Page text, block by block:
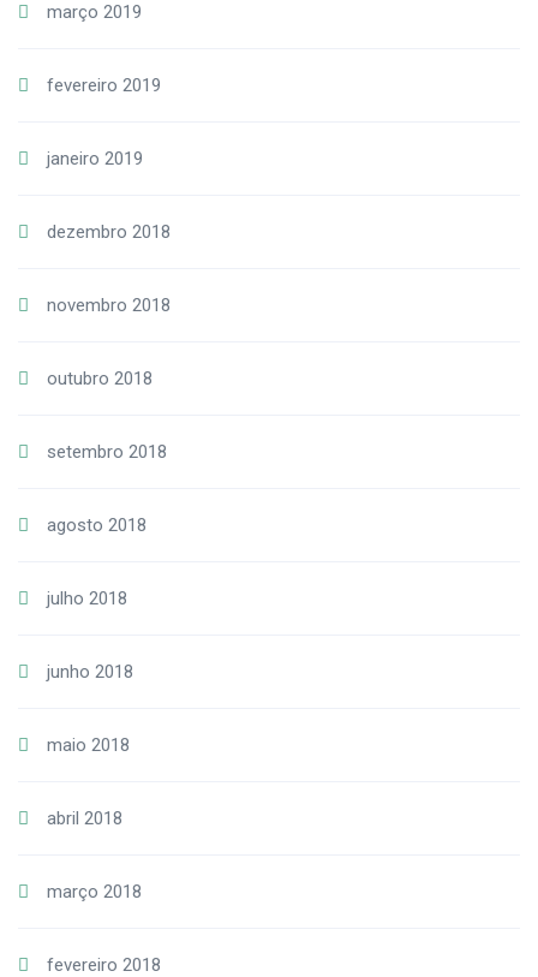
março 2019
fevereiro 2019
janeiro 2019
dezembro 2018
novembro 2018
outubro 2018
setembro 2018
agosto 2018
julho 2018
junho 2018
maio 2018
abril 2018
março 2018
fevereiro 2018